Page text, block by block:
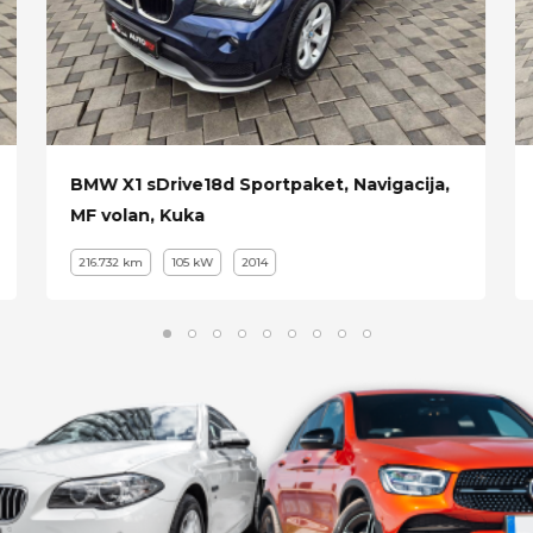
BMW X1 sDrive18d Sportpaket, Navigacija,
MF volan, Kuka
216.732 km 105 kW 2014